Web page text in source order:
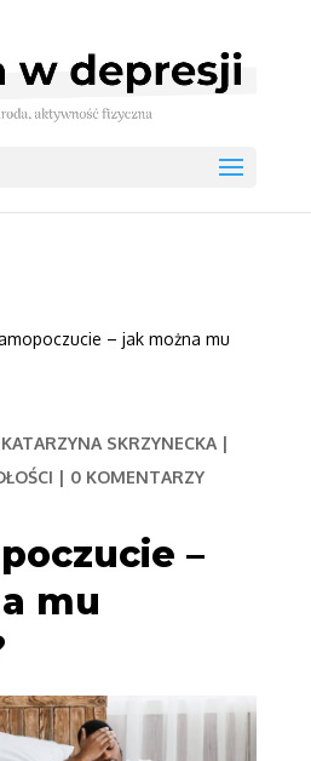
– jak można mu
KATARZYNA SKRZYNECKA|
| 0 KOMENTARZY
–
mu